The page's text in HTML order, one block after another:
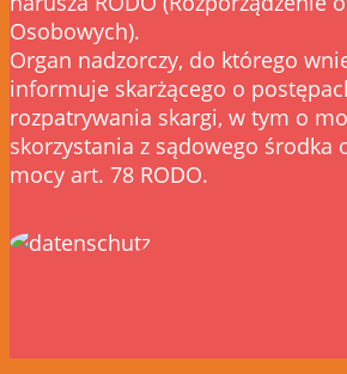
Osobowych).
Organ nadzorczy, do którego
informuje skarżącego o
rozpatrywania skargi, w tym o
skorzystania z sądowego środka
mocy art. 78 RODO.